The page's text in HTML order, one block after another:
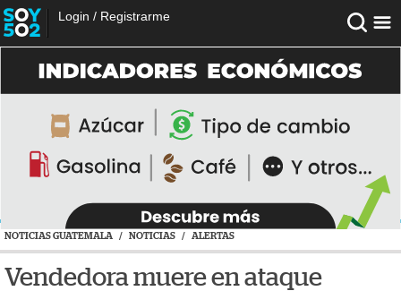
Login / Registrarme
NOTICIAS GUATEMALA / NOTICIAS / ALERTAS
Vendedora muere en ataque